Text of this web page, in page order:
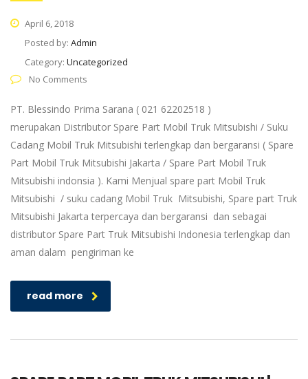
April 6, 2018
Posted by: Admin
Category: Uncategorized
No Comments
PT. Blessindo Prima Sarana ( 021 62202518 )
merupakan Distributor Spare Part Mobil Truk Mitsubishi / Suku
Cadang Mobil Truk Mitsubishi terlengkap dan bergaransi ( Spare
Part Mobil Truk Mitsubishi Jakarta / Spare Part Mobil Truk
Mitsubishi indonsia ). Kami Menjual spare part Mobil Truk
Mitsubishi / suku cadang Mobil Truk Mitsubishi, Spare part Truk
Mitsubishi Jakarta terpercaya dan bergaransi dan sebagai
distributor Spare Part Truk Mitsubishi Indonesia terlengkap dan
aman dalam pengiriman ke
read more